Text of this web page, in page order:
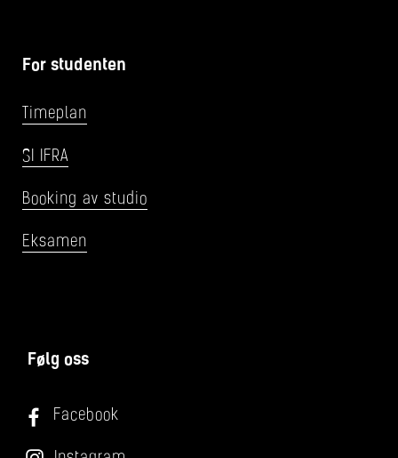
For studenten
Timeplan
SI IFRA
Booking av studio
Eksamen
Følg oss
Facebook